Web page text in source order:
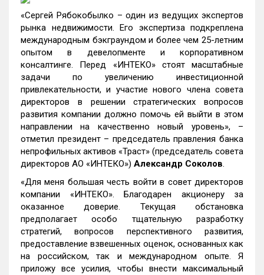
«Сергей Рябокобылко – один из ведущих экспертов
рынка недвижимости. Его экспертиза подкреплена
международным бэкграундом и более чем 25-летним
опытом в девелопменте и корпоративном
консалтинге. Перед «ИНТЕКО» стоят масштабные
задачи по увеличению инвестиционной
привлекательности, и участие нового члена совета
директоров в решении стратегических вопросов
развития компании должно помочь ей выйти в этом
направлении на качественно новый уровень», –
отметил президент – председатель правления банка
непрофильных активов «Траст» (председатель совета
директоров АО «ИНТЕКО») Александр Соколов.
«Для меня большая честь войти в совет директоров
компании «ИНТЕКО». Благодарен акционеру за
оказанное доверие. Текущая обстановка
предполагает особо тщательную разработку
стратегий, вопросов перспективного развития,
предоставление взвешенных оценок, основанных как
на российском, так и международном опыте. Я
приложу все усилия, чтобы внести максимальный